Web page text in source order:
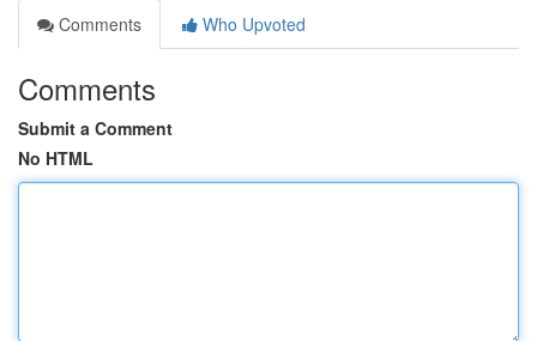
Comments
Who Upvoted
Comments
Submit a Comment
No HTML